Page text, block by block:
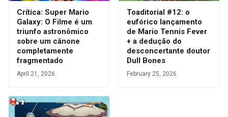
Crítica: Super Mario
Galaxy: O Filme é um
triunfo astronômico
sobre um cânone
completamente
fragmentado
April 21, 2026
Toaditorial #12: o
eufórico lançamento
de Mario Tennis Fever
+ a dedução do
desconcertante doutor
Dull Bones
February 25, 2026